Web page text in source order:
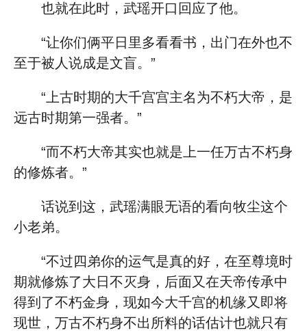
也就在此时，武瑶开口回应了他。
“让你们俩平日里多看看书，出门在外也不
至于被人说成是文盲。”
“上古时期的大千宫宫主名为不朽大帝，是
远古时期第一强者。”
“而不朽大帝其实也就是上一任万古不朽身
的修炼者。”
话说到这，武瑶满眼无语的看向牧尘这个
小老弟。
“不过四弟你的运气是真的好，在至尊境时
期就修炼了大日不灭身，后面又在天帝传承中
得到了不朽金身，现如今大千宫的机缘又即将
现世，万古不朽身不出所料的话估计也就只有